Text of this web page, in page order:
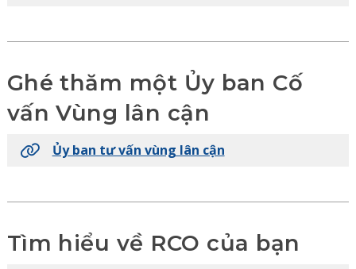
Ghé thăm một Ủy ban Cố
vấn Vùng lân cận
Ủy ban tư vấn vùng lân cận
Tìm hiểu về RCO của bạn